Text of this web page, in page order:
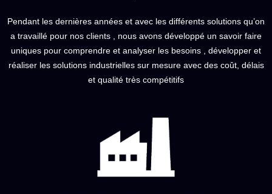
Pendant les dernières années et avec les différents solutions qu’on
a travaillé pour nos clients , nous avons développé un savoir faire
uniques pour comprendre et analyser les besoins , développer et
réaliser les solutions industrielles sur mesure avec des coût, délais
et qualité très compétitifs